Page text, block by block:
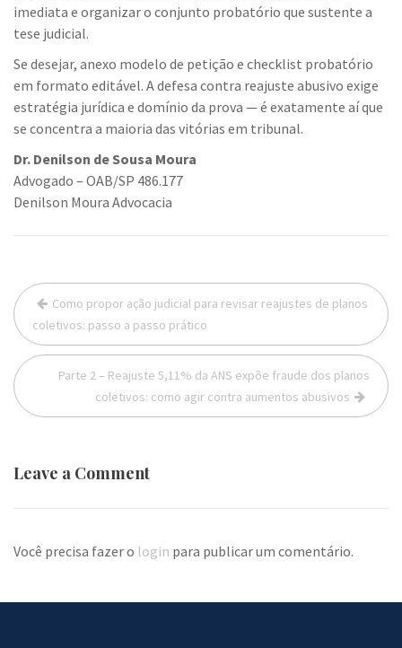
imediata e organizar o conjunto probatório que sustente a
tese judicial.
Se desejar, anexo modelo de petição e checklist probatório
em formato editável. A defesa contra reajuste abusivo exige
estratégia jurídica e domínio da prova — é exatamente aí que
se concentra a maioria das vitórias em tribunal.
Dr. Denilson de Sousa Moura
Advogado – OAB/SP 486.177
Denilson Moura Advocacia
Navegação
de
Post
Como propor ação judicial para revisar reajustes de planos
coletivos: passo a passo prático
Parte 2 – Reajuste 5,11% da ANS expõe fraude dos planos
coletivos: como agir contra aumentos abusivos
Leave a Comment
Você precisa fazer o login para publicar um comentário.